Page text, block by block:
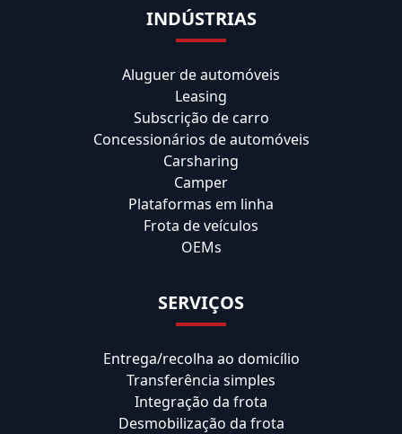
INDÚSTRIAS
Aluguer de automóveis
Leasing
Subscrição de carro
Concessionários de automóveis
Carsharing
Camper
Plataformas em linha
Frota de veículos
OEMs
SERVIÇOS
Entrega/recolha ao domicílio
Transferência simples
Integração da frota
Desmobilização da frota